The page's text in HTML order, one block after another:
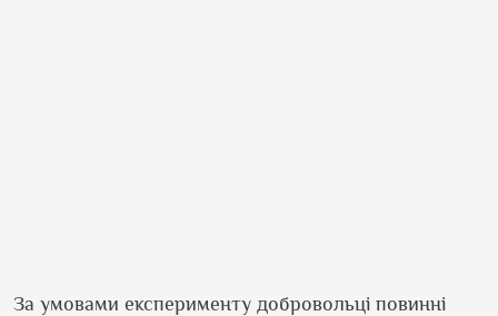
За умовами експерименту добровольці повинні